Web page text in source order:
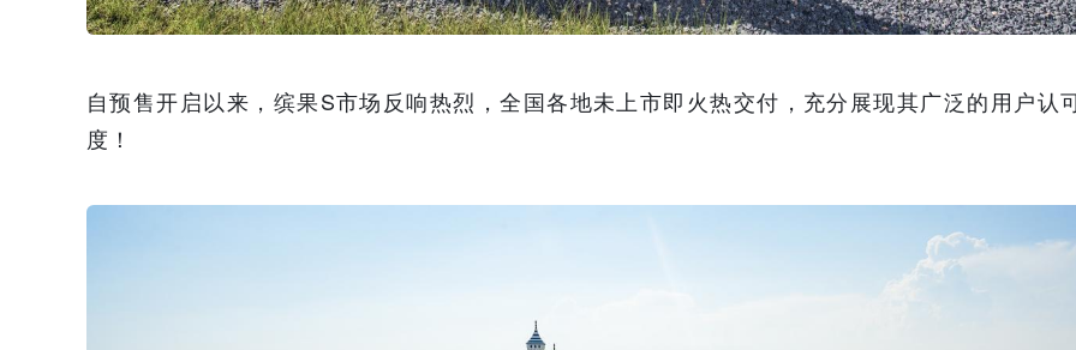
自预售开启以来，缤果S市场反响热烈，全国各地未上市即火热交付，充分展现其广泛的用户认
度！